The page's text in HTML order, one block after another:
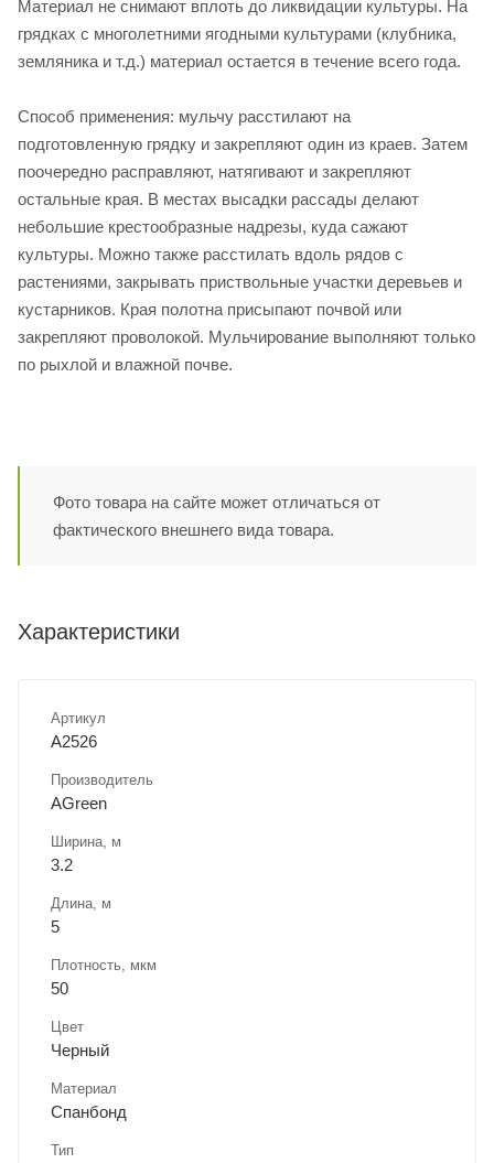
Материал не снимают вплоть до ликвидации культуры. На
грядках с многолетними ягодными культурами (клубника,
земляника и т.д.) материал остается в течение всего года.
Способ применения: мульчу расстилают на
подготовленную грядку и закрепляют один из краев. Затем
поочередно расправляют, натягивают и закрепляют
остальные края. В местах высадки рассады делают
небольшие крестообразные надрезы, куда сажают
культуры. Можно также расстилать вдоль рядов с
растениями, закрывать приствольные участки деревьев и
кустарников. Края полотна присыпают почвой или
закрепляют проволокой. Мульчирование выполняют только
по рыхлой и влажной почве.
Фото товара на сайте может отличаться от
фактического внешнего вида товара.
Характеристики
Артикул
A2526
Производитель
AGreen
Ширина, м
3.2
Длина, м
5
Плотность, мкм
50
Цвет
Черный
Материал
Спанбонд
Тип